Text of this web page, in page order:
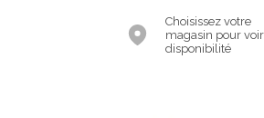
Choisissez votre
magasin pour
disponibilité